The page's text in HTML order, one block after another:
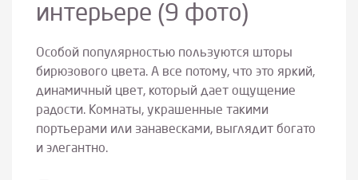
интерьере (9 фото)
Особой популярностью пользуются шторы
бирюзового цвета. А все потому, что это яркий,
динамичный цвет, который дает ощущение
радости. Комнаты, украшенные такими
портьерами или занавесками, выглядит богато
и элегантно.